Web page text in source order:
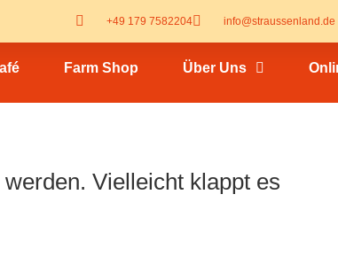
+49 179 7582204 info@straussenland.de
Farm Shop Über Uns
Vielleicht klappt es